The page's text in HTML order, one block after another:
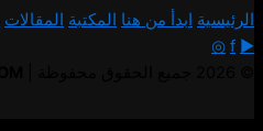
الرئيسية ابدأ من هنا المكتبة المقالات
▶
f
◎